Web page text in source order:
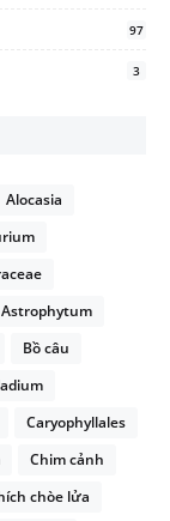
97
3
Alocasia
Astrophytum
Bồ câu
Caryophyllales
Chim cảnh
chòe lửa